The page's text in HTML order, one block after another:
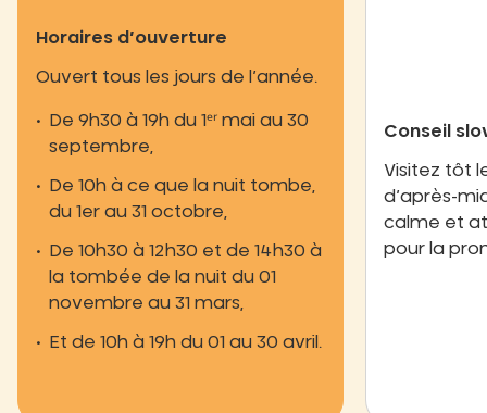
Horaires d’ouverture
Ouvert tous les jours de l’année.
De 9h30 à 19h du 1ᵉʳ mai au 30
septembre,
De 10h à ce que la nuit tombe,
du 1er au 31 octobre,
De 10h30 à 12h30 et de 14h30 à
la tombée de la nuit du 01
novembre au 31 mars,
Et de 10h à 19h du 01 au 30 avril.
Conseil
Visitez tôt
d’après-
calme et
pour la